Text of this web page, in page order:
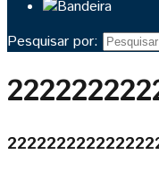
Pesquisar por: